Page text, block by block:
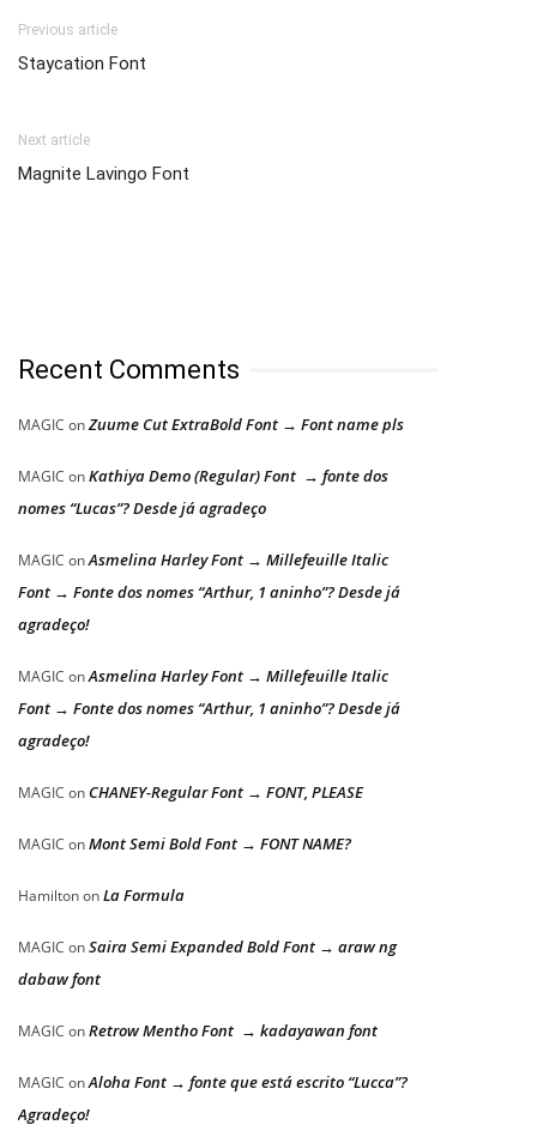
Previous article
Staycation Font
Next article
Magnite Lavingo Font
Recent Comments
MAGIC onZuume Cut ExtraBold Font → Font name pls
MAGIC onKathiya Demo (Regular) Font → fonte dos
nomes “Lucas”? Desde já agradeço
MAGIC onAsmelina Harley Font → Millefeuille Italic
Font → Fonte dos nomes “Arthur, 1 aninho”? Desde já
agradeço!
MAGIC onAsmelina Harley Font → Millefeuille Italic
Font → Fonte dos nomes “Arthur, 1 aninho”? Desde já
agradeço!
MAGIC on CHANEY-Regular Font → FONT, PLEASE
MAGIC onMont Semi Bold Font → FONT NAME?
HamiltononLa Formula
MAGIC onSaira Semi Expanded Bold Font → araw ng
dabaw font
MAGIC onRetrow Mentho Font → kadayawan font
MAGIC onAloha Font → fonte que está escrito “Lucca”?
Agradeço!